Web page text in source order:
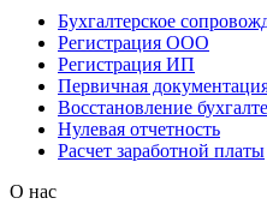
Бухгалтерское
Регистрация ООО
Регистрация ИП
Первичная
Восстановление
Нулевая отчетность
Расчет заработной платы
О нас